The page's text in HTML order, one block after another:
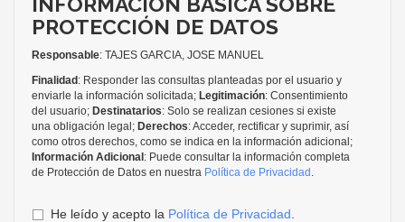
PROTECCIÓN DE DATOS
Responsable: TAJES GARCIA, JOSE MANUEL
Finalidad : Responder las consultas planteadas por el usuario y
enviarle la información solicitada; Legitimación: Consentimiento
del usuario; Destinatarios: Solo se realizan cesiones si existe
una obligación legal; Derechos: Acceder, rectificar y suprimir, así
como otros derechos, como se indica en la información adicional;
Información Adicional : Puede consultar la información completa
de Protección de Datos en nuestra Política de Privacidad
He leído y acepto la Política de Privacidad